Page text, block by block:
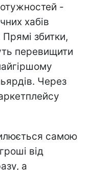
-
хабів
збитки,
перевищити
Через
самою
від
а